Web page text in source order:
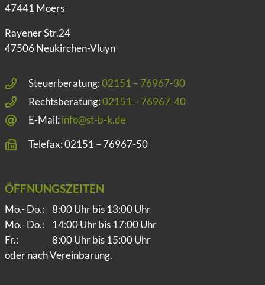
47441 Moers
Rayener Str.24
47506 Neukirchen-Vluyn
Steuerberatung:02151 – 76967-30
Rechtsberatung:02151 – 76967-40
E-Mail: info@st-b-k.de
Telefax: 02151 – 76967-50
ÖFFNUNGSZEITEN
Mo.- Do.:
8:00 Uhr bis 13:00 Uhr
Mo.- Do.:
14:00 Uhr bis 17:00 Uhr
Fr.:
8:00 Uhr bis 15:00 Uhr
oder nach Vereinbarung.